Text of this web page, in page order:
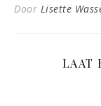
Door Lisette
LAAT